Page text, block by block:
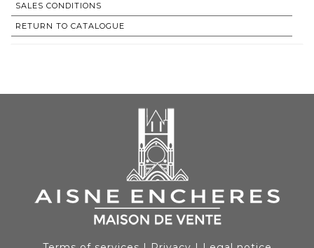
SALES CONDITIONS
RETURN TO CATALOGUE